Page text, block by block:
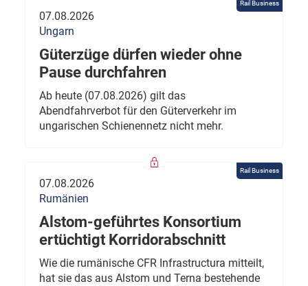
Rail Business
07.08.2026
Ungarn
Güterzüge dürfen wieder ohne
Pause durchfahren
Ab heute (07.08.2026) gilt das
Abendfahrverbot für den Güterverkehr im
ungarischen Schienennetz nicht mehr.
Rail Business
07.08.2026
Rumänien
Alstom-geführtes Konsortium
ertüchtigt Korridorabschnitt
Wie die rumänische CFR Infrastructura mitteilt,
hat sie das aus Alstom und Terna bestehende